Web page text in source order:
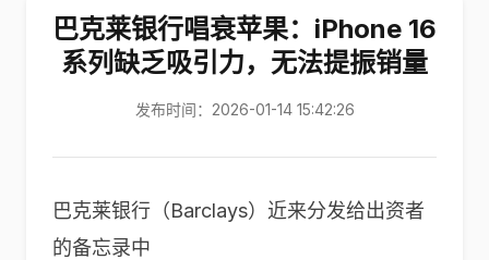
巴克莱银行唱衰苹果：iPhone 16
系列缺乏吸引力，无法提振销量
发布时间：2026-01-14 15:42:26
巴克莱银行（Barclays）近来分发给出资者
的备忘录中